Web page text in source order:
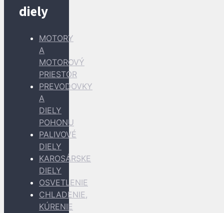
diely
MOTORY
A
MOTOROVÝ
PRIESTOR
PREVODOVKY
A
DIELY
POHONU
PALIVOVÉ
DIELY
KAROSÁRSKE
DIELY
OSVETLENIE
CHLADENIE,
KÚRENIE